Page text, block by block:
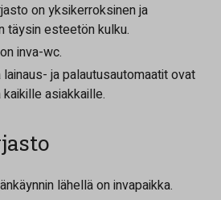
on yksikerroksinen ja
täysin esteetön kulku.
inva-wc.
ja palautusautomaatit ovat
asiakkaille.
lähellä on invapaikka.